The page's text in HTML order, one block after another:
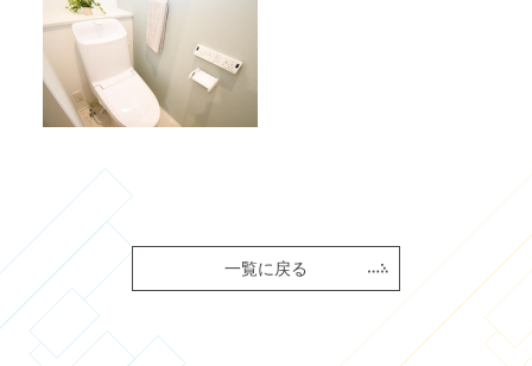
一覧に戻る